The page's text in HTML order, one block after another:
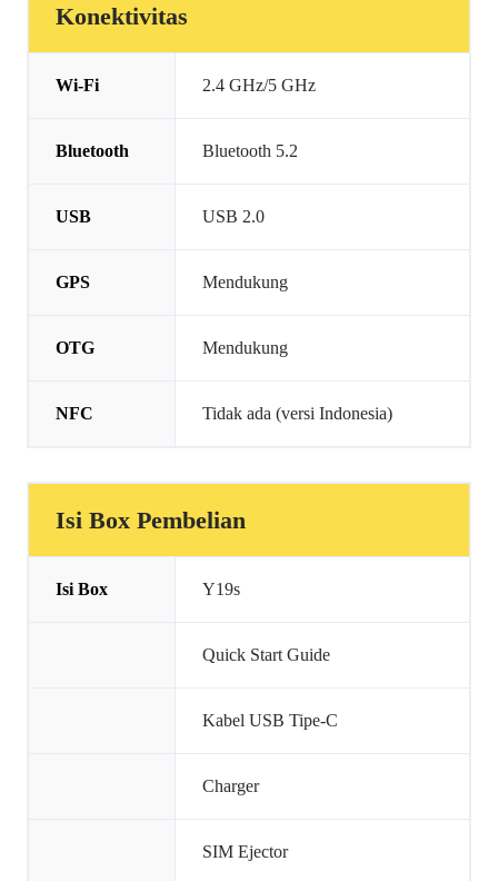
Konektivitas
Wi-Fi 2.4 GHz/5 GHz
Bluetooth Bluetooth 5.2
USB USB 2.0
GPS Mendukung
OTG Mendukung
NFC Tidak ada (versi Indonesia)
Isi Box Pembelian
Isi Box Y19s
Quick Start Guide
Kabel USB Tipe-C
Charger
SIM Ejector